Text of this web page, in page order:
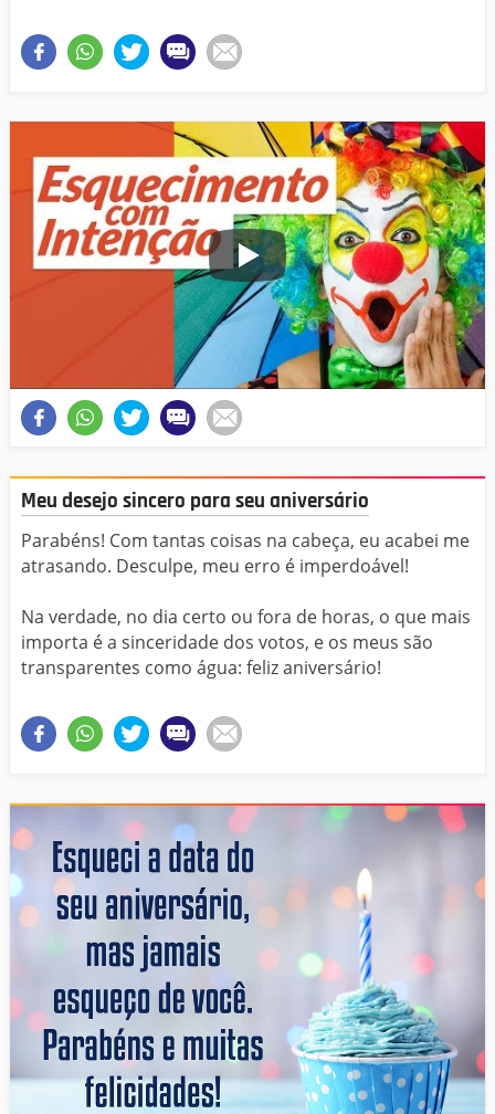
Meu desejo sincero para seu aniversário
Parabéns! Com tantas coisas na cabeça, eu acabei me
atrasando. Desculpe, meu erro é imperdoável!
Na verdade, no dia certo ou fora de horas, o que mais
importa é a sinceridade dos votos, e os meus são
transparentes como água: feliz aniversário!